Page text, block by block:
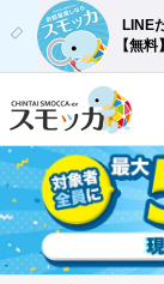
LINE
【無